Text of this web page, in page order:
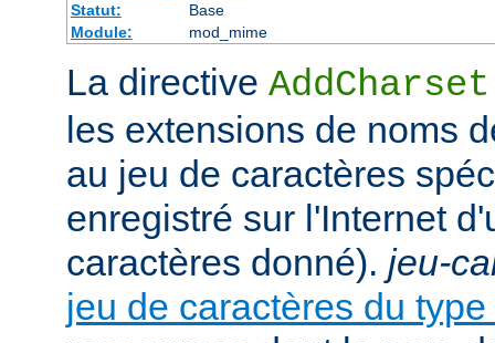
Statut:
Base
Module:
mod_mime
La directive AddCharset
les extensions de noms
au jeu de caractères
enregistré sur l'Internet
caractères donné). jeu-
jeu de caractères du